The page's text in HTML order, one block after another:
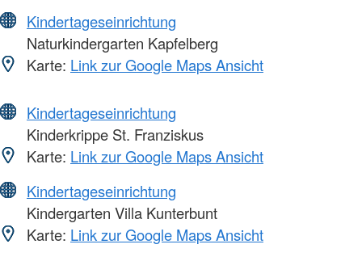
Kindertageseinrichtung
Naturkindergarten Kapfelberg
Karte: Link zur Google Maps Ansicht
Kindertageseinrichtung
Kinderkrippe St. Franziskus
Karte: Link zur Google Maps Ansicht
Kindertageseinrichtung
Kindergarten Villa Kunterbunt
Karte: Link zur Google Maps Ansicht